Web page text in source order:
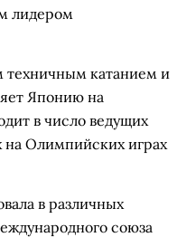
лидером
техничным катанием и
Японию на
в число ведущих
на Олимпийских играх
в различных
союза